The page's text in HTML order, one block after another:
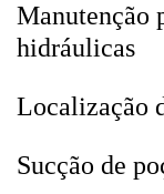
Manutenção
hidráulicas
Localização
Sucção de